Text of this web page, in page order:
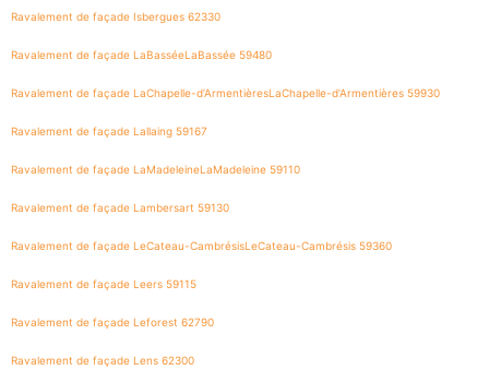
Ravalement de façade Isbergues 62330
Ravalement de façade LaBasséeLaBassée 59480
Ravalement de façade LaChapelle-d’ArmentièresLaChapelle-d’Armentières 59930
Ravalement de façade Lallaing 59167
Ravalement de façade LaMadeleineLaMadeleine 59110
Ravalement de façade Lambersart 59130
Ravalement de façade LeCateau-CambrésisLeCateau-Cambrésis 59360
Ravalement de façade Leers 59115
Ravalement de façade Leforest 62790
Ravalement de façade Lens 62300